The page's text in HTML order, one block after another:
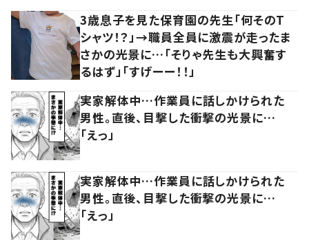
3歳息子を見た保育園の先生「何そのT
シャツ！？」→職員全員に激震が走ったま
さかの光景に…「そりゃ先生も大興奮す
るはず」「すげーー！！」
実家解体中…作業員に話しかけられた
男性。直後、目撃した衝撃の光景に…
「えっ」
実家解体中…作業員に話しかけられた
男性。直後、目撃した衝撃の光景に…
「えっ」